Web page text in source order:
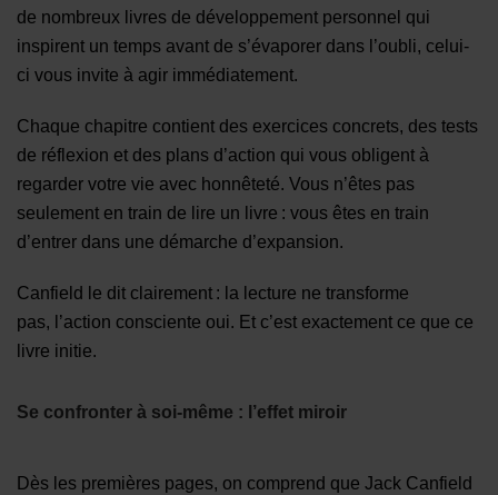
de nombreux livres de développement personnel qui
inspirent un temps avant de s’évaporer dans l’oubli, celui-
ci vous invite à agir immédiatement.
Chaque chapitre contient des exercices concrets, des tests
de réflexion et des plans d’action qui vous obligent à
regarder votre vie avec honnêteté. Vous n’êtes pas
seulement en train de lire un livre : vous êtes en train
d’entrer dans une démarche d’expansion.
Canfield le dit clairement : la lecture ne transforme
pas, l’action consciente oui. Et c’est exactement ce que ce
livre initie.
Se confronter à soi-même : l’effet miroir
Dès les premières pages, on comprend que Jack Canfield